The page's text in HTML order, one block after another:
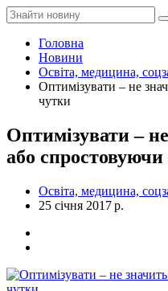
Головна
Новини
Освіта, медицина,
Оптимізувати – не
чутки
Оптимізувати –
або
Освіта, медицина,
25 січня 2017 р.